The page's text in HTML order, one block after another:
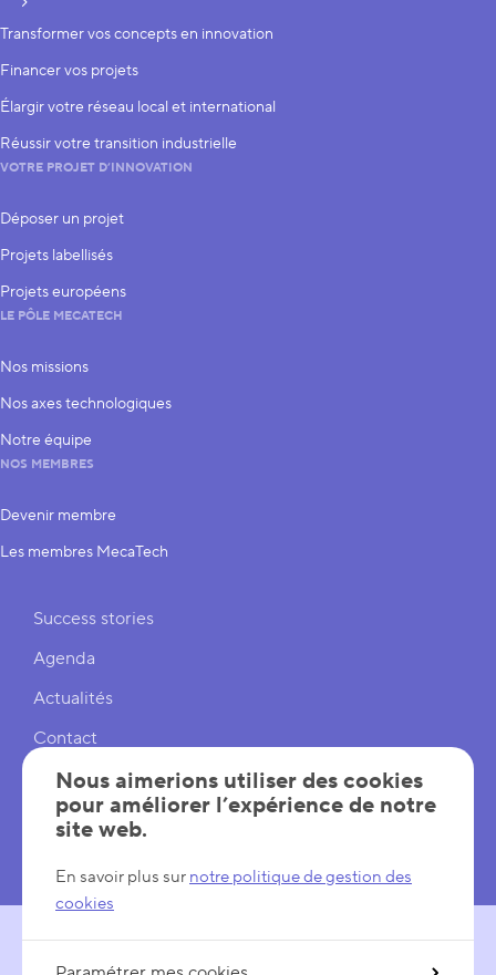
S’inscrire
Transformer vos concepts en innovation
Financer vos projets
Élargir votre réseau local et international
Réussir votre transition industrielle
VOTRE PROJET D’INNOVATION
Déposer un projet
Projets labellisés
Projets européens
LE PÔLE MECATECH
Nos missions
Nos axes technologiques
Notre équipe
NOS MEMBRES
Devenir membre
Les membres MecaTech
Liens rapides
Success stories
Agenda
Actualités
Contact
Cookies
Réglages cookies
Nous aimerions utiliser des cookies
pour améliorer l’expérience de notre
site web.
En savoir plus sur notre politique de gestion des
cookies